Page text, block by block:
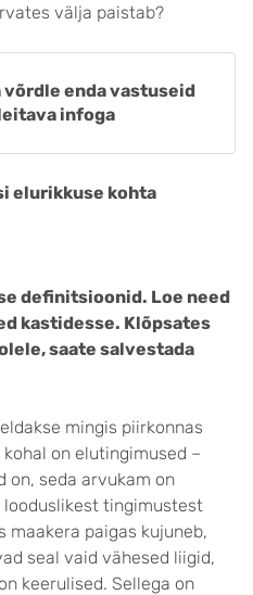
välja paistab?
enda vastuseid
infoga
elurikkuse kohta
definitsioonid. Loe need
kastidesse. Klõpsates
saate salvestada
mingis piirkonnas
on elutingimused –
on, seda arvukam on
looduslikest tingimustest
maakera paigas kujuneb,
seal vaid vähesed liigid,
keerulised. Sellega on